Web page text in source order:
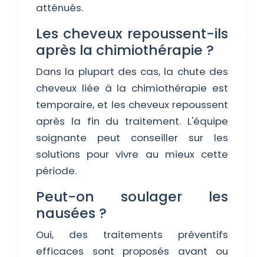
atténués.
Les cheveux repoussent-ils
après la chimiothérapie ?
Dans la plupart des cas, la chute des
cheveux liée à la chimiothérapie est
temporaire, et les cheveux repoussent
après la fin du traitement. L'équipe
soignante peut conseiller sur les
solutions pour vivre au mieux cette
période.
Peut-on soulager les
nausées ?
Oui, des traitements préventifs
efficaces sont proposés avant ou